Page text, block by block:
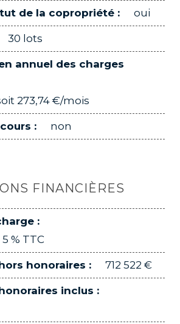
de la copropriété : oui
30 lots
annuel des charges
273,74 €/mois
: non
FINANCIÈRES
:
% TTC
honoraires : 712 522 €
inclus :